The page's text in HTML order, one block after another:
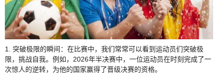
1. 突破极限的瞬间：在比赛中，我们常常可以看到运动员们突破极
限，挑战自我。例如，2026年半决赛中，一位运动员在时刻完成了一
次惊人的逆转，为他的国家赢得了晋级决赛的资格。